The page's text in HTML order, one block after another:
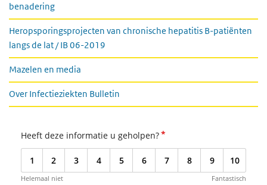
benadering
Heropsporingsprojecten van chronische hepatitis B-patiënten
langs de lat / IB 06-2019
Mazelen en media
Over Infectieziekten Bulletin
Heeft deze informatie u geholpen?*
1 2 3 4 5 6 7 8 9 10
Helemaal niet Fantastisch